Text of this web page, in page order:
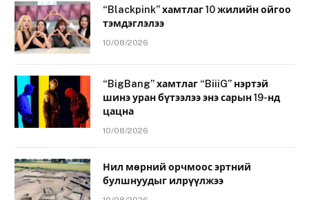
“Blackpink” хамтлаг 10 жилийн ойгоо
тэмдэглэлээ
10/08/2026
“BigBang” хамтлаг “BiiiG” нэртэй
шинэ уран бүтээлээ энэ сарын 19-нд
цацна
10/08/2026
Нил мөрний орчмоос эртний
булшнуудыг илрүүлжээ